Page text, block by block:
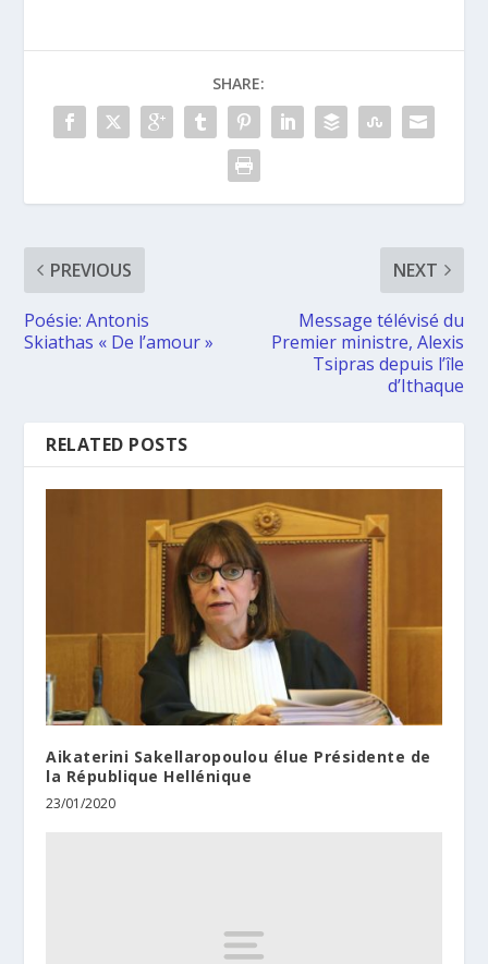
SHARE:
PREVIOUS
Poésie: Antonis
Skiathas « De l’amour »
NEXT
Message télévisé du
Premier ministre, Alexis
Tsipras depuis l’île
d’Ithaque
RELATED POSTS
Aikaterini Sakellaropoulou élue Présidente de
la République Hellénique
23/01/2020